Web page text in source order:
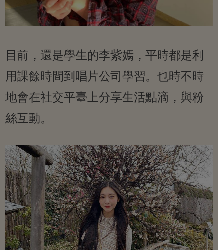
目前，還是學生的李紫嫣，平時都是利
用課餘時間到唱片公司學習。也時不時
地會在社交平臺上分享生活點滴，與粉
絲互動。